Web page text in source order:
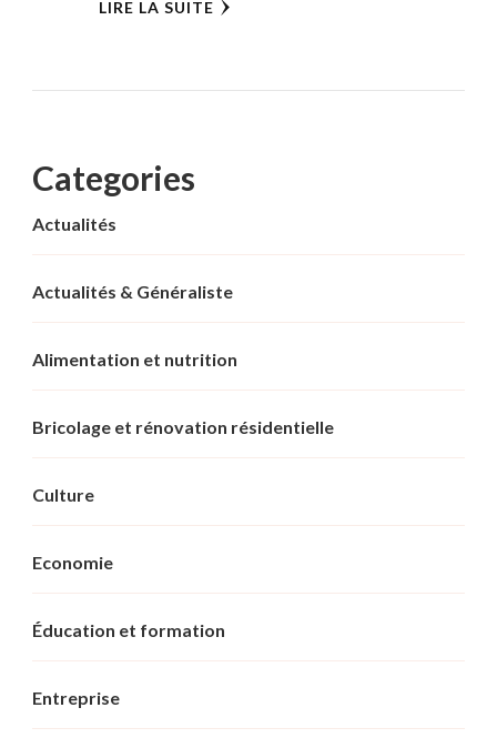
LIRE LA SUITE
Categories
Actualités
Actualités & Généraliste
Alimentation et nutrition
Bricolage et rénovation résidentielle
Culture
Economie
Éducation et formation
Entreprise